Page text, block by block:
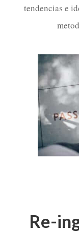
tendencias e
Re-